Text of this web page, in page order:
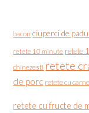
bacon ciuperci de
retete 10 minute retete
chinezesti retete
de porc retete cu
retete cu fructe de